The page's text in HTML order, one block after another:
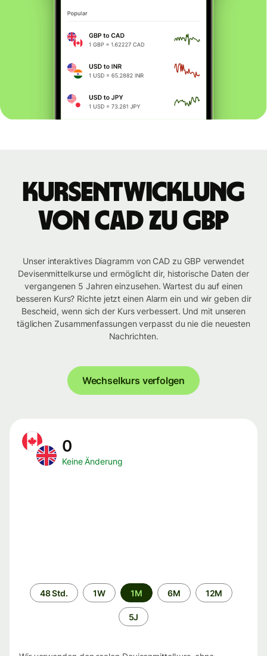
Kursentwicklung
von CAD zu GBP
Unser interaktives Diagramm von CAD zu GBP verwendet
Devisenmittelkurse und ermöglicht dir, historische Daten der
vergangenen 5 Jahren einzusehen. Wartest du auf einen
besseren Kurs? Richte jetzt einen Alarm ein und wir geben dir
Bescheid, wenn sich der Kurs verbessert. Und mit unseren
täglichen Zusammenfassungen verpasst du nie die neuesten
Nachrichten.
Wechselkurs verfolgen
0
Keine Änderung
Zeitraum
48 Std. 1W 1M 6M 12M
5J